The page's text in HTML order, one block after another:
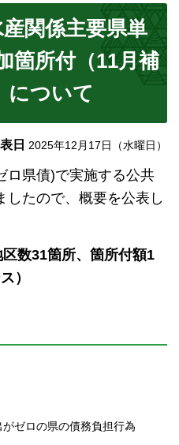
関係主要県単
箇所付（11月補
について
日 2025年12月17日（水曜日）
ロ県債)で実施する公共
したので、概要を公表し
数31箇所、箇所付額1
）
ゼロの県の債務負担行為